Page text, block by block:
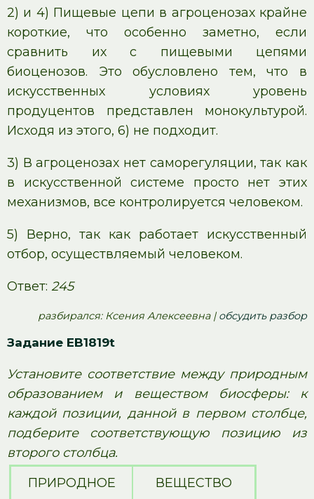
2) и 4) Пищевые цепи в агроценозах крайне
короткие, что особенно заметно, если
сравнить их с пищевыми цепями
биоценозов. Это обусловлено тем, что в
искусственных условиях уровень
продуцентов представлен монокультурой.
Исходя из этого, 6) не подходит.
3) В агроценозах нет саморегуляции, так как
в искусственной системе просто нет этих
механизмов, все контролируется человеком.
5) Верно, так как работает искусственный
отбор, осуществляемый человеком.
Ответ: 245
pазбирался: Ксения Алексеевна |обсудить разбор
Задание EB1819t
Установите соответствие между природным
образованием и веществом биосферы: к
каждой позиции, данной в первом столбце,
подберите соответствующую позицию из
второго столбца.
ПРИРОДНОЕ
ВЕЩЕСТВО